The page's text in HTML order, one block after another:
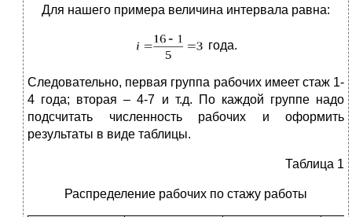
Для нашего примера величина интервала равна:
года.
Следовательно, первая группа рабочих имеет стаж 1-
4 года; вторая – 4-7 и т.д. По каждой группе надо
подсчитать численность рабочих и оформить
результаты в виде таблицы.
Таблица 1
Распределение рабочих по стажу работы